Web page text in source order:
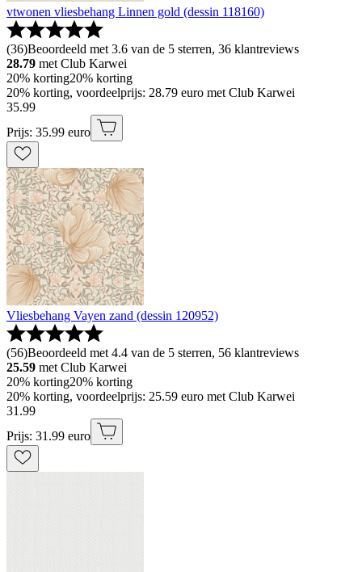
vtwonen vliesbehang Linnen gold (dessin 118160)
(36)Beoordeeld met 3.6 van de 5 sterren, 36 klantreviews
28.79 met Club Karwei
20% korting20% korting
20% korting, voordeelprijs: 28.79 euro met Club Karwei
35.99
Prijs: 35.99 euro
Vliesbehang Vayen zand (dessin 120952)
(56)Beoordeeld met 4.4 van de 5 sterren, 56 klantreviews
25.59 met Club Karwei
20% korting20% korting
20% korting, voordeelprijs: 25.59 euro met Club Karwei
31.99
Prijs: 31.99 euro